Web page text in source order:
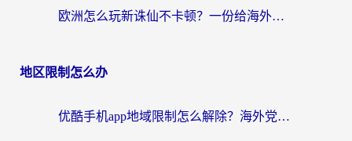
欧洲怎么玩新诛仙不卡顿？一份给海外游子的国服游戏畅玩指南
地区限制怎么办
优酷手机app地域限制怎么解除？海外党亲测有效的追剧方案